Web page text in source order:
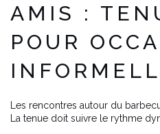
AMIS :
POUR
Les rencontres autour du
La tenue doit suivre le rythme